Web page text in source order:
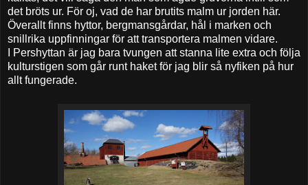
det bröts ur. För oj, vad de har brutits malm ur jorden här.
Överallt finns hyttor, bergmansgårdar, hål i marken och
snillrika uppfinningar för att transportera malmen vidare.
I Pershyttan är jag bara tvungen att stanna lite extra och följa
kulturstigen som går runt haket för jag blir så nyfiken på hur
allt fungerade.